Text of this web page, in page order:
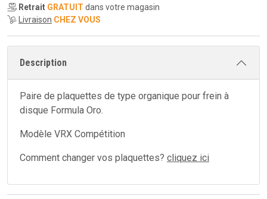
Retrait GRATUIT dans votre magasin
Livraison CHEZ VOUS
Description
Paire de plaquettes de type organique pour frein à
disque Formula Oro.
Modèle VRX Compétition
Comment changer vos plaquettes? cliquez ici